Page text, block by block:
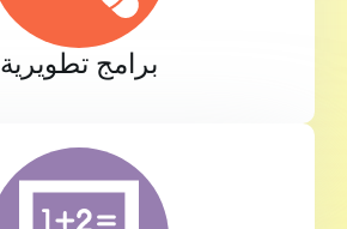
برامج تطويرية